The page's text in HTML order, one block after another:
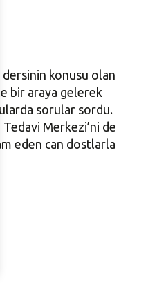
konusu olan
bir araya gelerek
sorular sordu.
Merkezi’ni de
eden can dostlarla